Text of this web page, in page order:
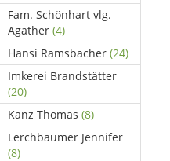
Fam. Schönhart vlg.
Agather (4)
Hansi Ramsbacher (24)
Imkerei Brandstätter
(20)
Kanz Thomas (8)
Lerchbaumer Jennifer
(8)